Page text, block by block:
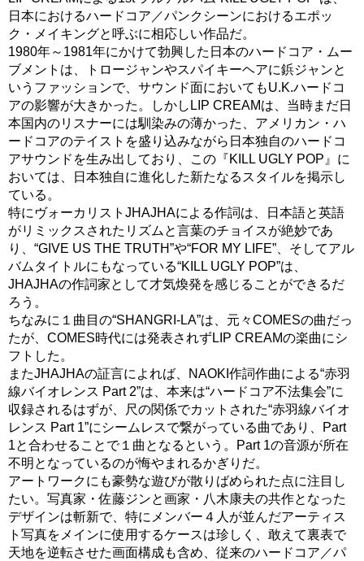
日本におけるハードコア／パンクシーンにおけるエポッ
ク・メイキングと呼ぶに相応しい作品だ。
1980年～1981年にかけて勃興した日本のハードコア・ムー
ブメントは、トロージャンやスパイキーヘアに鋲ジャンと
いうファッションで、サウンド面においてもU.K.ハードコ
アの影響が大きかった。しかしLIP CREAMは、当時まだ日
本国内のリスナーには馴染みの薄かった、アメリカン・ハ
ードコアのテイストを盛り込みながら日本独自のハードコ
アサウンドを生み出しており、この『KILL UGLY POP』に
おいては、日本独自に進化した新たなるスタイルを掲示し
ている。
特にヴォーカリストJHAJHAによる作詞は、日本語と英語
がリミックスされたリズムと言葉のチョイスが絶妙であ
り、“GIVE US THE TRUTH”や“FOR MY LIFE”、そしてアル
バムタイトルにもなっている“KILL UGLY POP”は、
JHAJHAの作詞家として才気煥発を感じることができるだ
ろう。
ちなみに１曲目の“SHANGRI-LA”は、元々COMESの曲だっ
たが、COMES時代には発表されずLIP CREAMの楽曲にシ
フトした。
またJHAJHAの証言によれば、NAOKI作詞作曲による“赤羽
線バイオレンス Part 2”は、本来は“ハードコア不法集会”に
収録されるはずが、尺の関係でカットされた“赤羽線バイオ
レンス Part 1”にシームレスで繋がっている曲であり、Part
1と合わせることで１曲となるという。Part 1の音源が所在
不明となっているのが悔やまれるかぎりだ。
アートワークにも豪勢な遊びが散りばめられた点に注目し
たい。写真家・佐藤ジンと画家・八木康夫の共作となった
デザインは斬新で、特にメンバー４人が並んだアーティス
ト写真をメインに使用するケースは珍しく、敢えて裏表で
天地を逆転させた画面構成も含め、従来のハードコア／パ